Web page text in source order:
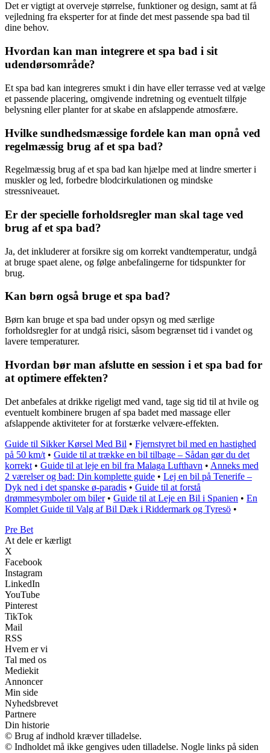
Det er vigtigt at overveje størrelse, funktioner og design, samt at få
vejledning fra eksperter for at finde det mest passende spa bad til
dine behov.
Hvordan kan man integrere et spa bad i sit
udendørsområde?
Et spa bad kan integreres smukt i din have eller terrasse ved at vælge
et passende placering, omgivende indretning og eventuelt tilføje
belysning eller planter for at skabe en afslappende atmosfære.
Hvilke sundhedsmæssige fordele kan man opnå ved
regelmæssig brug af et spa bad?
Regelmæssig brug af et spa bad kan hjælpe med at lindre smerter i
muskler og led, forbedre blodcirkulationen og mindske
stressniveauet.
Er der specielle forholdsregler man skal tage ved
brug af et spa bad?
Ja, det inkluderer at forsikre sig om korrekt vandtemperatur, undgå
at bruge spaet alene, og følge anbefalingerne for tidspunkter for
brug.
Kan børn også bruge et spa bad?
Børn kan bruge et spa bad under opsyn og med særlige
forholdsregler for at undgå risici, såsom begrænset tid i vandet og
lavere temperaturer.
Hvordan bør man afslutte en session i et spa bad for
at optimere effekten?
Det anbefales at drikke rigeligt med vand, tage sig tid til at hvile og
eventuelt kombinere brugen af spa badet med massage eller
afslappende aktiviteter for at forstærke velvære-effekten.
Guide til Sikker Kørsel Med Bil • Fjernstyret bil med en hastighed
på 50 km/t • Guide til at trække en bil tilbage – Sådan gør du det
korrekt • Guide til at leje en bil fra Malaga Lufthavn • Anneks med
2 værelser og bad: Din komplette guide • Lej en bil på Tenerife –
Dyk ned i det spanske ø-paradis • Guide til at forstå
drømmesymboler om biler• Guide til at Leje en Bil i Spanien • En
Komplet Guide til Valg af Bil Dæk i Riddermark og Tyresö •
Pre Bet
At dele er kærligt
X
Facebook
Instagram
LinkedIn
YouTube
Pinterest
TikTok
Mail
RSS
Hvem er vi
Tal med os
Mediekit
Annoncer
Min side
Nyhedsbrevet
Partnere
Din historie
© Brug af indhold kræver tilladelse.
© Indholdet må ikke gengives uden tilladelse. Nogle links på siden